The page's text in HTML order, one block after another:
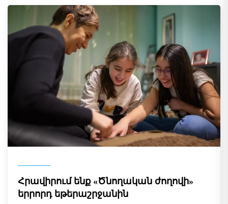
Հրավիրում ենք «Ծնողական ժողովի»
երրորդ եթերաշրջանին